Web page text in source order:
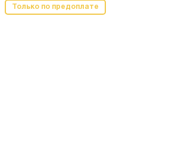
Только по предоплате